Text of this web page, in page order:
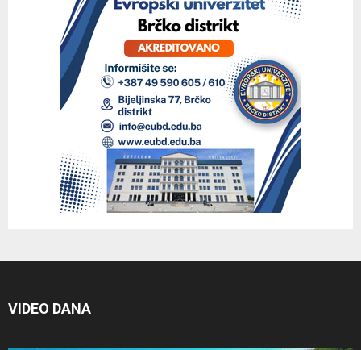
VIDEO DANA